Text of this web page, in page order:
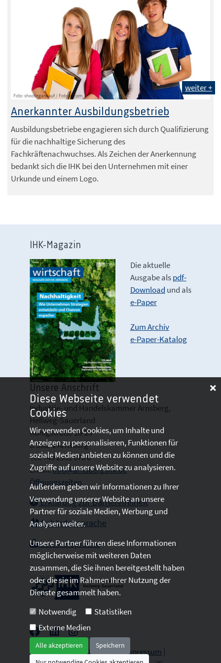
Foto: shootingankauf / Fotolia.com
weiter +
Anerkannter Ausbildungsbetrieb
Ausbildungsbetriebe engagieren sich durch Qualifizierung
für die nachhaltige Sicherung des
Fachkräftenachwuchses. Als Zeichen der Anerkennung
bedankt sich die IHK bei den Unternehmen mit einer
Urkunde und einem Logo.
IHK-Magazin
Die aktuelle
Ausgabe alspdf-
Download und als
e-Paper
Zum Archiv
e-Paper-Katalog
Unsere Anschrift
Industrie- und Handelskammer Arnsberg,
Hellweg-Sauerland
Königstraße 18-20
D 59821 Arnsberg
Tel: +49 2931 878 0
Email:info@arnsberg.ihk.de
Öffnungszeiten
Erklärung zur Barrierefreiheit
Gebärdensprache
Leichte Sprache
2026 © All Rights Reserved.Impressum
Diese Webseite verwendet
Cookies
Wir verwenden Cookies, um Inhalte und
Anzeigen zu personalisieren, Funktionen für
soziale Medien anbieten zu können und die
Zugriffe auf unsere Website zu analysieren.
Außerdem geben wir Informationen zu Ihrer
Verwendung unserer Website an unsere
Partner für soziale Medien, Werbung und
Analysen weiter.
Unsere Partner führen diese Informationen
möglicherweise mit weiteren Daten
zusammen, die Sie ihnen bereitgestellt haben
oder die sie im Rahmen Ihrer Nutzung der
Dienste gesammelt haben.
Notwendig
Statistiken
Externe Medien
Alle akzeptieren
Speichern